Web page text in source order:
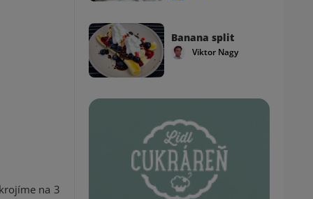
na 3
Banana split
Viktor Nagy